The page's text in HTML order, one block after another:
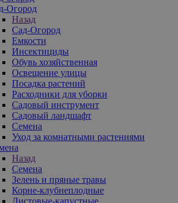
Огород
Назад
Сад-Огород
Емкости
Инсектициды
Обувь хозяйственная
Освещение улицы
Посадка растений
Расходники для уборки
Садовый инструмент
Садовый ландшафт
Семена
Уход за комнатными растениями
Назад
Семена
Зелень и пряные травы
Корне-клубнеплодные
Листовые-капустные